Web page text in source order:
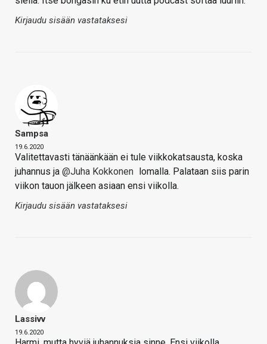
Kirjaudu sisään vastataksesi
Sampsa
19.6.2020
Valitettavasti tänäänkään ei tule viikkokatsausta, koska
juhannus ja @Juha Kokkonen lomalla. Palataan siis parin
viikon tauon jälkeen asiaan ensi viikolla.
Kirjaudu sisään vastataksesi
Lassivv
19.6.2020